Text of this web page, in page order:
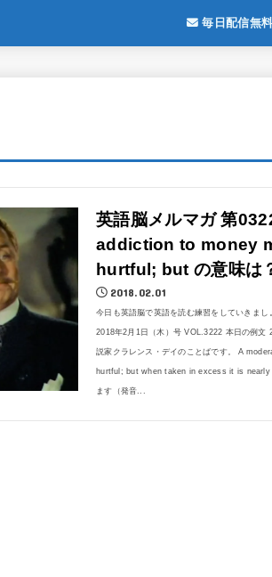
毎日配信無
英語脳メルマガ 第
addiction to money
hurtful; but の意味は
2018.02.01
今日も英語脳で英語を読む練習をしていきま
2018年2月1日（木）号 VOL.3222 本日の例文
説家クラレンス・デイのことばです。 A
hurtful; but when taken in excess it is
ます（発音...